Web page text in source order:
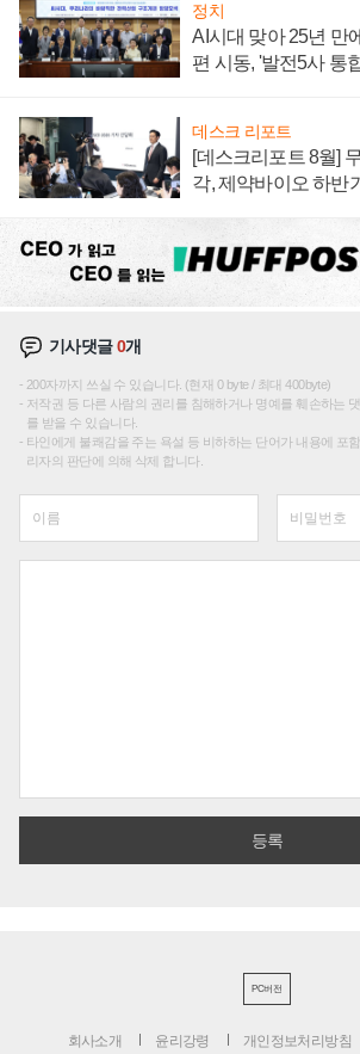
정치
AI시대 맞아 25년 만
편 시동, '발전5사 통
데스크 리포트
[데스크리포트 8월]
각, 제약바이오 하반
기사댓글0개
200자까지 쓰실 수 있습니다. (현재 0 byte / 최대 400byte)
저작권 등 다른 사람의 권리를 침해하거나 명예를 훼손하는
를 받을 수 있습니다.
타인에게 불쾌감을 주는 욕설 등 비하하는 단어가 내용에 포
리자의 판단에 의해 삭제 합니다.
PC버전
회사소개 윤리강령 개인정보처리방침